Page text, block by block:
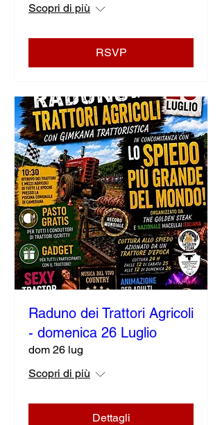
Scopri di più
RSVP
Raduno dei Trattori Agricoli
- domenica 26 Luglio
dom 26 lug
Scopri di più
Dettagli